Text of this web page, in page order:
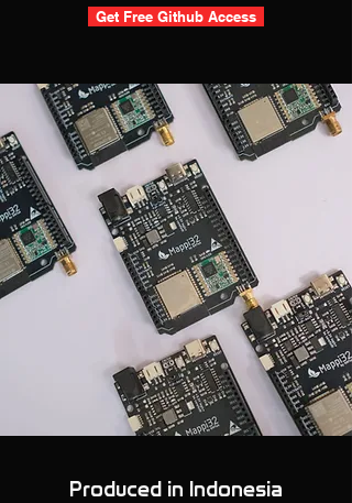
Get Free Github Access
Produced in Indonesia